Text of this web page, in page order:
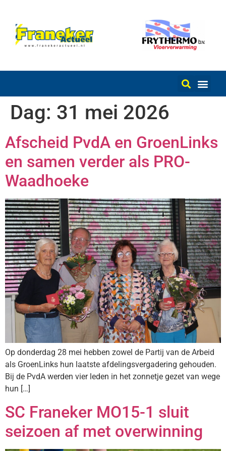
Dag: 31 mei 2026
Afscheid PvdA en GroenLinks
en samen verder als PRO-
Waadhoeke
Op donderdag 28 mei hebben zowel de Partij van de Arbeid
als GroenLinks hun laatste afdelingsvergadering gehouden.
Bij de PvdA werden vier leden in het zonnetje gezet van wege
hun […]
SC Franeker MO15-1 sluit
seizoen af met overwinning